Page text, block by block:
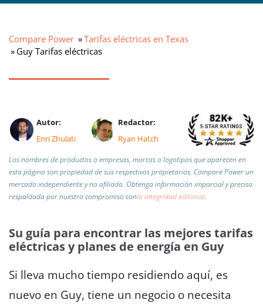
Compare Power
Tarifas eléctricas en Texas
Guy Tarifas eléctricas
Autor:
Enri Zhulati
Redactor:
Ryan Hatch
Los nombres de productos o empresas, marcas o logotipos que aparecen en
esta página son propiedad de sus respectivos propietarios. Compare Power un
mercado independiente y no afiliado. Obtenga información imparcial y precisa
respaldada por nuestro compromiso conla integridad editorial.
Su guía para encontrar las mejores tarifas
eléctricas y planes de energía en Guy
Si lleva mucho tiempo residiendo aquí, es
nuevo en Guy, tiene un negocio o necesita